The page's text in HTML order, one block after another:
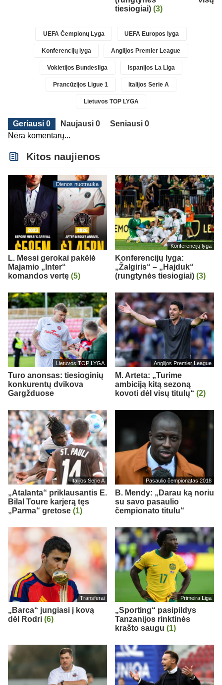
tiesiogiai) (3)
UEFA Čempionų Lyga UEFA Europos lyga
Konferencijų lyga Anglijos Premier League
Vokietijos Bundesliga Ispanijos La Liga
Prancūzijos Ligue 1 Italijos Serie A
Lietuvos TOP LYGA
Geriausi 0 Naujausi 0
Seniausi 0
Nėra komentarų...
Kitos naujienos
Dienos nuotrauka
L. Messi gerokai pakėlė
Majamio „Inter“
komandos vertę (5)
Konferencijų lyga
Konferencijų lyga:
„Žalgiris“ – „Hajduk“
(rungtynės tiesiogiai) (3)
Lietuvos TOP LYGA
Turo anonsas: tiesioginių
konkurentų dvikova
Gargžduose
Anglijos Premier League
M. Arteta: „Turime
ambiciją kitą sezoną
kovoti dėl visų titulų“ (2)
Italijos Serie A
„Atalanta“ priklausantis E.
Bilal Toure karjerą tęs
„Parma“ gretose (1)
Pasaulio čempionatas 2018
B. Mendy: „Darau ką noriu
su savo pasaulio
čempionato titulu“
Transferai
„Barca“ jungiasi į kovą
dėl Rodri (6)
Primeira Liga
„Sporting“ pasipildys
Tanzanijos rinktinės
krašto saugu (1)